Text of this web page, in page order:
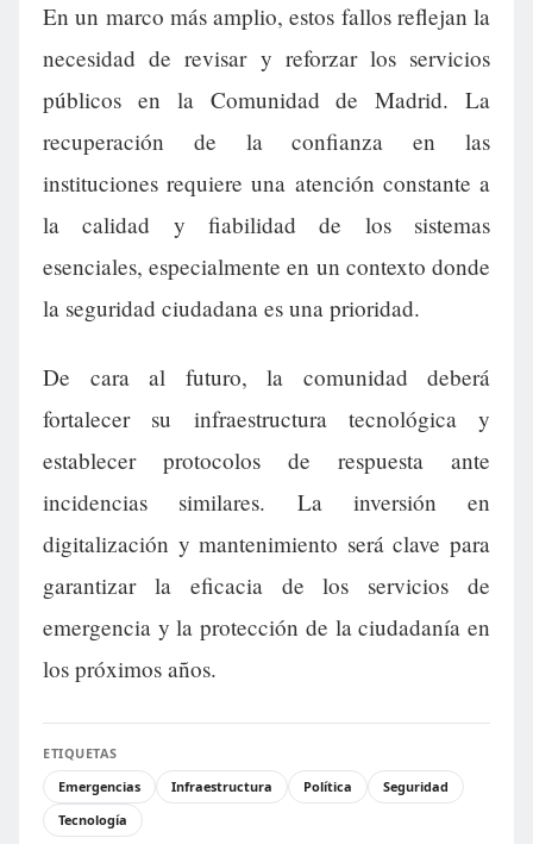
En un marco más amplio, estos fallos reflejan la
necesidad de revisar y reforzar los servicios
públicos en la Comunidad de Madrid. La
recuperación de la confianza en las
instituciones requiere una atención constante a
la calidad y fiabilidad de los sistemas
esenciales, especialmente en un contexto donde
la seguridad ciudadana es una prioridad.
De cara al futuro, la comunidad deberá
fortalecer su infraestructura tecnológica y
establecer protocolos de respuesta ante
incidencias similares. La inversión en
digitalización y mantenimiento será clave para
garantizar la eficacia de los servicios de
emergencia y la protección de la ciudadanía en
los próximos años.
ETIQUETAS
Emergencias
Infraestructura Política
Seguridad
Tecnología